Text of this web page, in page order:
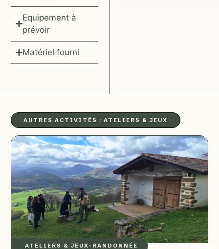
Equipement à
prévoir
Matériel fourni
AUTRES ACTIVITÉS :ATELIERS & JEUX
ATELIERS & JEUX– RANDONNÉE